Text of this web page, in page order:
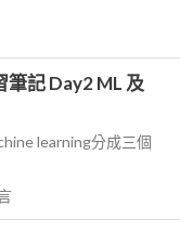
記 Day2 ML 及
learning分成三個